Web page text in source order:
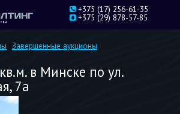
+375 (17) 256-61-35
+375 (29) 878-57-85RU
Завершенные аукционы
в Минске по ул.
7а